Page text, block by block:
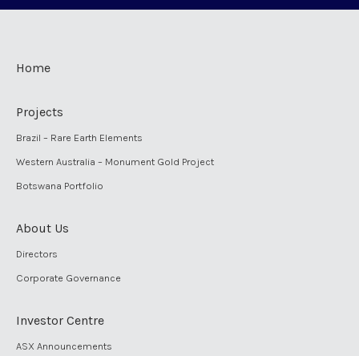
Home
Projects
Brazil – Rare Earth Elements
Western Australia – Monument Gold Project
Botswana Portfolio
About Us
Directors
Corporate Governance
Investor Centre
ASX Announcements